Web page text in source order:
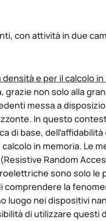
con attività in due
e per il calcolo in
non solo alla
messa a
In questo
di base,
in memoria. Le
Random
sono solo le
comprendere la
luogo nei dispositivi
di utilizzare questi